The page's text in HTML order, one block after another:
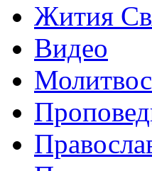
Жития
Видео